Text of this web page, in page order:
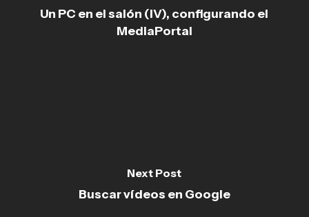
Un PC en el salón (IV), configurando el
MediaPortal
Next Post
Buscar vídeos en Google